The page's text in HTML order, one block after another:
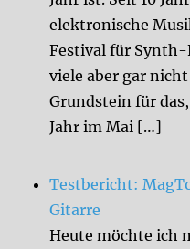
elektronische
Festival für Synth-
viele aber gar
Grundstein für
Jahr im Mai […]
Testbericht:
Gitarre
Heute möchte ich